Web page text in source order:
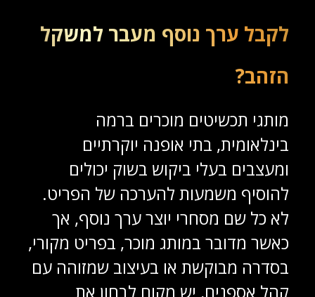
לקבל ערך נוסף מעבר למשקל
הזהב?
מותגי תכשיטים מוכרים ברמה
בינלאומית, בתי אופנה יוקרתיים
ומעצבים בעלי ביקוש בשוק יכולים
להוסיף משמעות להערכה של הפריט.
לא כל שם מסחרי יוצר ערך נוסף, אך
כאשר מדובר במותג מוכר, בפריט מקורי,
בסדרה מבוקשת או בעיצוב שמזוהה עם
קהל אספנים, יש מקום לבחון את